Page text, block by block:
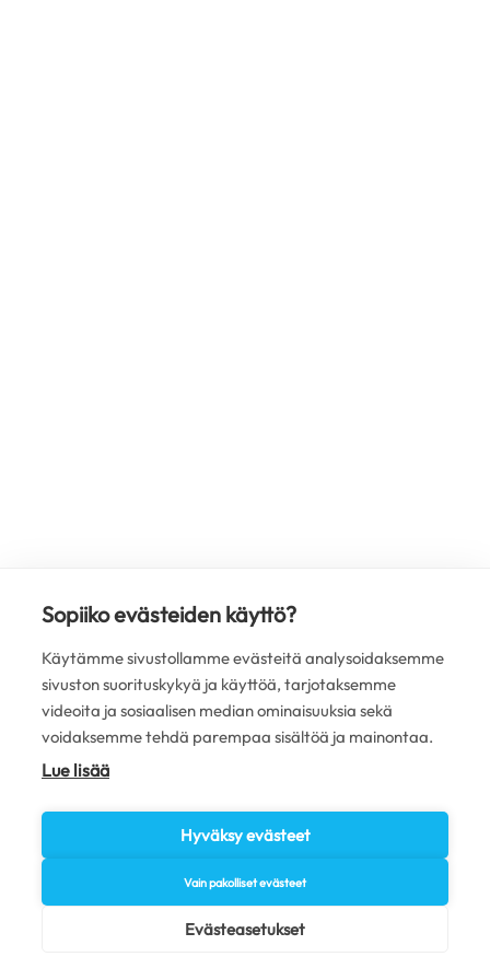
Sopiiko evästeiden käyttö?
Käytämme sivustollamme evästeitä analysoidaksemme
sivuston suorituskykyä ja käyttöä, tarjotaksemme
videoita ja sosiaalisen median ominaisuuksia sekä
voidaksemme tehdä parempaa sisältöä ja mainontaa.
Lue lisää
Hyväksy evästeet
Vain pakolliset evästeet
Evästeasetukset